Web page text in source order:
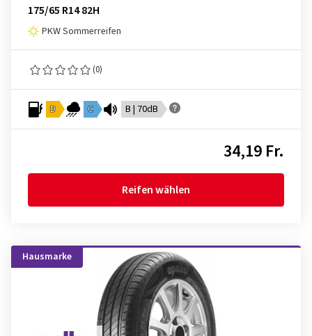
175/65 R14 82H
PKW Sommerreifen
(0)
D C B | 70dB
34,19 Fr.
Reifen wählen
Hausmarke